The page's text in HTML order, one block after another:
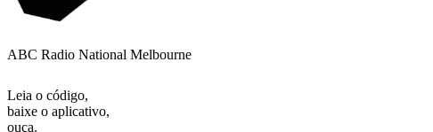
ABC Radio National Melbourne
Leia o código,
baixe o aplicativo,
ouça.